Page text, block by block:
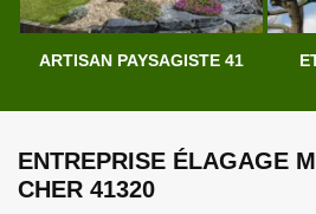
ARTISAN PAYSAGISTE 41
ENTREPRISE ÉLAGAGE
CHER 41320